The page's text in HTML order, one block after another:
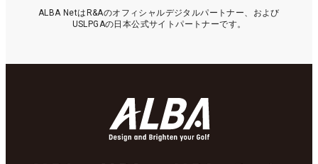
ALBA NetはR&Aのオフィシャルデジタルパートナー、および
USLPGAの日本公式サイトパートナーです。